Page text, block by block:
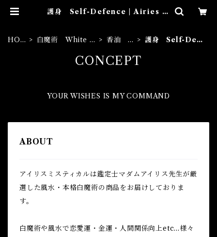
護身 Self-Defence | Airies M
HO
白魔術 White M
香油 O
護身 Self-Defe
CONCEPT
YOUR WISHES IS MY COMMAND
ABOUT
アイリスミスティカルは鑑定士マダムアイリス先生が厳
選した風水・本格白魔術の商品をお届けしておりま
す。
白魔術や風水で恋愛運・金運・人間関係向上etc...様々